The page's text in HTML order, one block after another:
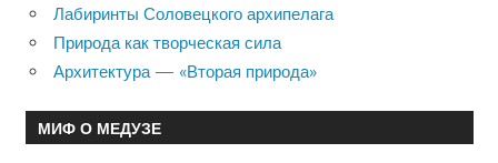
Лабиринты Соловецкого архипелага
Природа как творческая сила
Архитектура — «Вторая природа»
МИФ О МЕДУЗЕ